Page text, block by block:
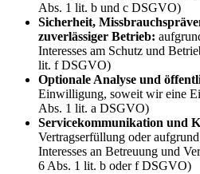
Abs. 1 lit. b und c DSGVO)
Sicherheit,
zuverlässiger Betrieb:
Interesses am Schutz und
lit. f DSGVO)
Optionale Analyse und
Einwilligung, soweit wir eine
Abs. 1 lit. a DSGVO)
Servicekommunikation und
Vertragserfüllung oder
Interesses an Betreuung und
6 Abs. 1 lit. b oder f DSGVO)